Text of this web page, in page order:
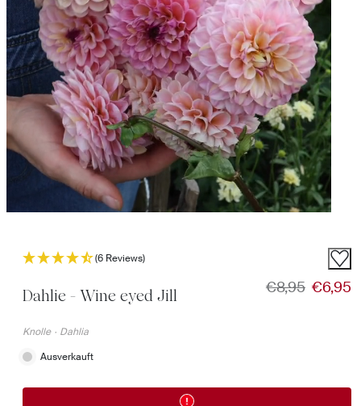
(6 Reviews)
Dahlie - Wine eyed Jill Regulärer
€8,95 €6,95
Knolle · Dahlia
Ausverkauft